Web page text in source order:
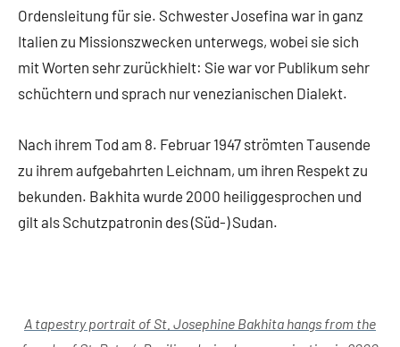
Ordensleitung für sie. Schwester Josefina war in ganz
Italien zu Missionszwecken unterwegs, wobei sie sich
mit Worten sehr zurückhielt: Sie war vor Publikum sehr
schüchtern und sprach nur venezianischen Dialekt.
Nach ihrem Tod am 8. Februar 1947 strömten Tausende
zu ihrem aufgebahrten Leichnam, um ihren Respekt zu
bekunden. Bakhita wurde 2000 heiliggesprochen und
gilt als Schutzpatronin des (Süd-) Sudan.
A tapestry portrait of St. Josephine Bakhita hangs from the